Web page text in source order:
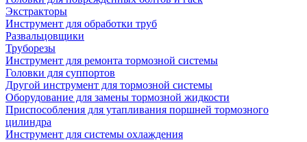
Экстракторы
Инструмент для обработки труб
Развальцовщики
Труборезы
Инструмент для ремонта тормозной системы
Головки для суппортов
Другой инструмент для тормозной системы
Оборудование для замены тормозной жидкости
Приспособления для утапливания поршней тормозного
цилиндра
Инструмент для системы охлаждения